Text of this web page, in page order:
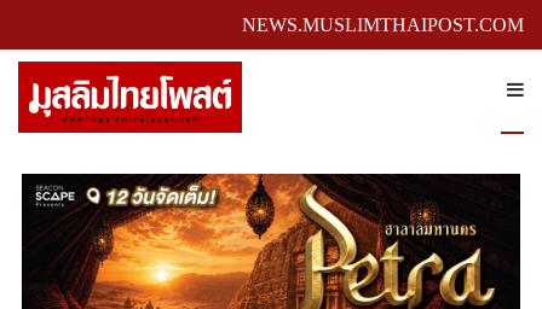
NEWS.MUSLIMTHAIPOST.COM